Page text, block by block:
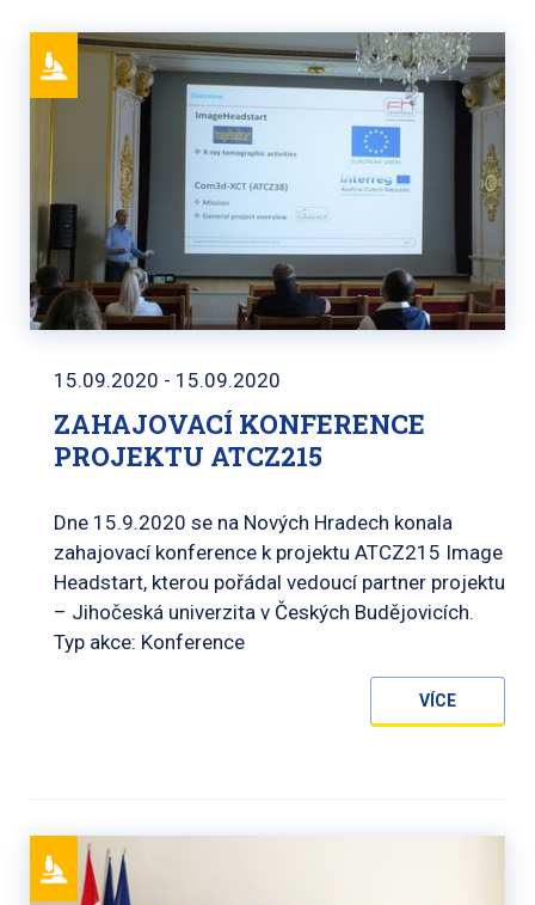
15.09.2020 - 15.09.2020
ZAHAJOVACÍ KONFERENCE
PROJEKTU ATCZ215
Dne 15.9.2020 se na Nových Hradech konala
zahajovací konference k projektu ATCZ215 Image
Headstart, kterou pořádal vedoucí partner projektu
– Jihočeská univerzita v Českých Budějovicích.
Typ akce: Konference
VÍCE